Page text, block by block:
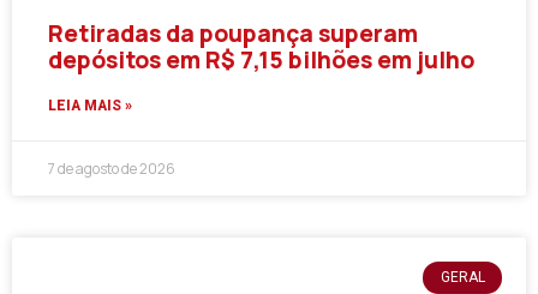
Retiradas da poupança superam
depósitos em R$ 7,15 bilhões em julho
LEIA MAIS »
7 de agosto de 2026
GERAL